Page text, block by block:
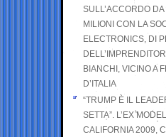
SULL’ACCORDO
MILIONI CON LA
ELECTRONICS, DI
BIANCHI, VICINO A
D’ITALIA
“TRUMP È IL
SETTA”. L’EX
CALIFORNIA 2009,